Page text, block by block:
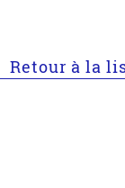
Retour à la